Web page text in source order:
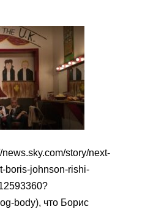
story/next-
boris-johnson-rishi-
body), что Борис